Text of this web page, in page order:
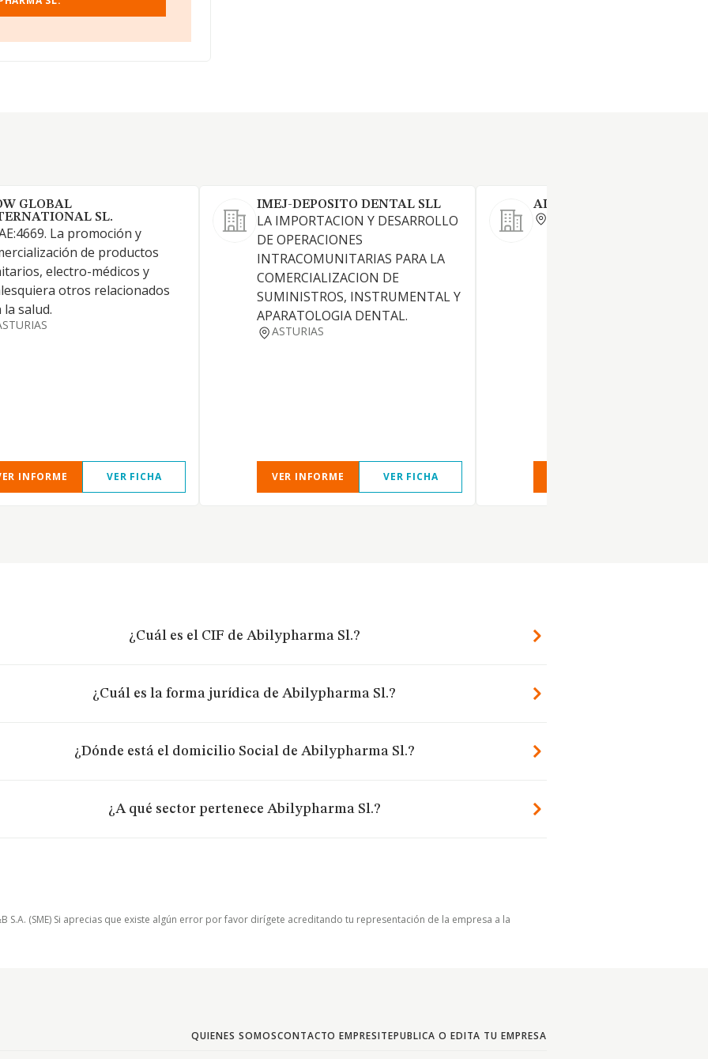
GLOBAL
SL.
La promoción y
de productos
electro-médicos y
otros relacionados
la salud.
INFORME VER FICHA
IMEJ-DEPOSITO DENTAL SLL
LA IMPORTACION Y DESARROLLO
DE OPERACIONES
INTRACOMUNITARIAS PARA LA
COMERCIALIZACION DE
SUMINISTROS, INSTRUMENTAL Y
APARATOLOGIA DENTAL.
ASTURIAS
VER INFORME VER FICHA
ALMACENES CARRION C.B.
¿Cuál es el CIF de Abilypharma Sl.?
¿Cuál es la forma jurídica de Abilypharma Sl.?
¿Dónde está el domicilio Social de Abilypharma Sl.?
¿A qué sector pertenece Abilypharma Sl.?
(SME) Si aprecias que existe algún error por favor dirígete acreditando tu representación de la empresa a la
QUIENES SOMOSCONTACTO EMPRESITEPUBLICA O EDITA TU EMPRESA